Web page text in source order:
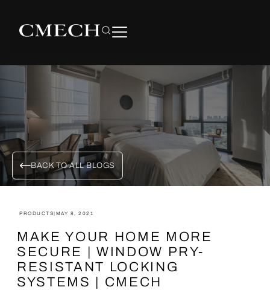
BACK TO ALL BLOGS
PRODUCTS MAY 8, 2021
MAKE YOUR HOME MORE
SECURE | WINDOW PRY-
RESISTANT LOCKING
SYSTEMS | CMECH